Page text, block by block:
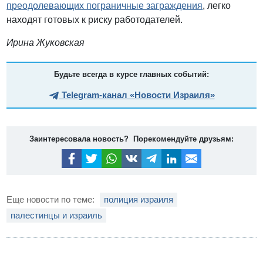
преодолевающих пограничные заграждения, легко
находят готовых к риску работодателей.
Ирина Жуковская
Будьте всегда в курсе главных событий:
Telegram-канал «Новости Израиля»
Заинтересовала новость? Порекомендуйте друзьям:
Еще новости по теме:
полиция израиля
палестинцы и израиль